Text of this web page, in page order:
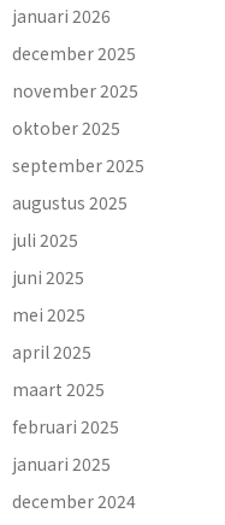
januari 2026
december 2025
november 2025
oktober 2025
september 2025
augustus 2025
juli 2025
juni 2025
mei 2025
april 2025
maart 2025
februari 2025
januari 2025
december 2024